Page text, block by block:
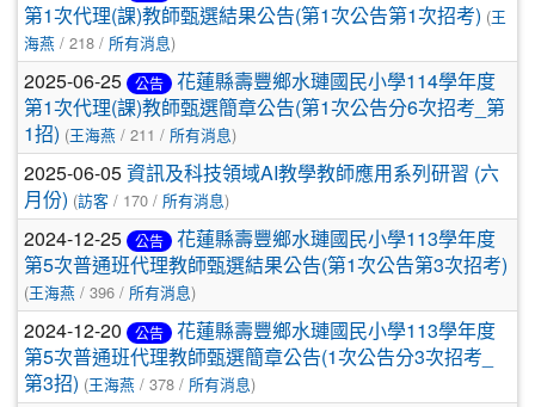
第1次代理(課)教師甄選結果公告(第1次公告第1次招考) (王
海燕 / 218 / 所有消息)
2025-06-25 公告
花蓮縣壽豐鄉水璉國民小學114學年度
第1次代理(課)教師甄選簡章公告(第1次公告分6次招考_第
1招) (王海燕 / 211 / 所有消息)
2025-06-05資訊及科技領域AI教學教師應用系列研習 (六
月份) (訪客 / 170 / 所有消息)
2024-12-25 公告
花蓮縣壽豐鄉水璉國民小學113學年度
第5次普通班代理教師甄選結果公告(第1次公告第3次招考)
(王海燕 / 396 / 所有消息)
2024-12-20 公告
花蓮縣壽豐鄉水璉國民小學113學年度
第5次普通班代理教師甄選簡章公告(1次公告分3次招考_
第3招) (王海燕 / 378 / 所有消息)